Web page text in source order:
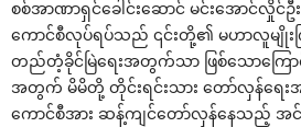
စစ်အာဏာရှင်ခေါင်းဆောင် မင်းအောင်လှို
ကောင်စီလုပ်ရပ်သည် ၎င်းတို့၏ မဟာလူမျိုးက
တည်တံ့ခိုင်မြဲရေးအတွက်သာ ဖြစ်သောကြော
အတွက် မိမိတို့ တိုင်းရင်းသား တော်လှန်ရေးအ
ကောင်စီအား ဆန့်ကျင်တော်လှန်နေသည့် အ